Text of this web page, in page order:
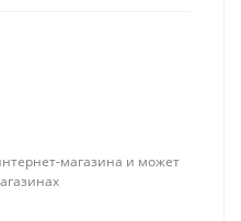
магазина и может